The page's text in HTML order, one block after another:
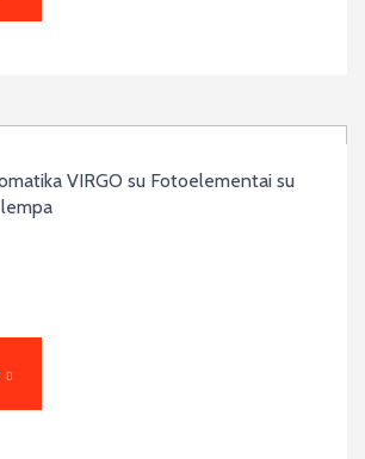
VIRGO su Fotoelementai su